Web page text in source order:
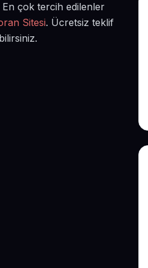
çok tercih edilenler
Sitesi. Ücretsiz teklif